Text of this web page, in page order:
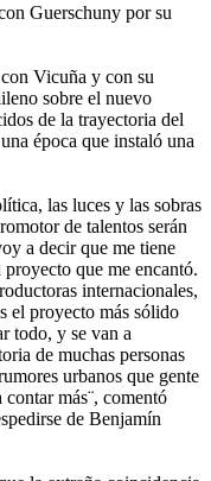
Guerschuny por su
Vicuña y con su
sobre el nuevo
de la trayectoria del
época que instaló una
las luces y las sobras
de talentos serán
a decir que me tiene
que me encantó.
internacionales,
el proyecto más sólido
todo, y se van a
de muchas personas
urbanos que gente
más¨, comentó
de Benjamín